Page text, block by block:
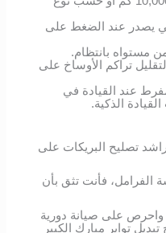
يصدر عند الضغط على
مستواه بانتظام.
تراكم الأوساخ على
عند القيادة في
الذكية.
تصليح البريكات على
فأنت تثق بأن
واحرص على صيانة دورية
تواير مبارك الكبير